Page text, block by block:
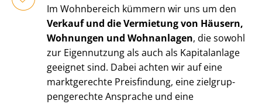
Im Wohnbereich kümmern wir uns um den
Verkauf und die Vermietung von Häusern,
Wohnungen und Wohnanlagen, die sowohl
zur Eigennutzung als auch als Kapitalanlage
geeignet sind. Dabei achten wir auf eine
marktgerechte Preisfindung, eine ziel­grup­
pen­ge­rech­te Ansprache und eine